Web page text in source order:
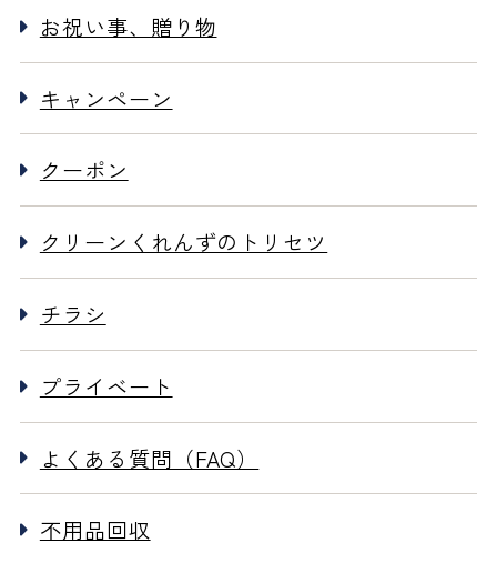
お祝い事、贈り物
キャンペーン
クーポン
クリーンくれんずのトリセツ
チラシ
プライベート
よくある質問（FAQ）
不用品回収